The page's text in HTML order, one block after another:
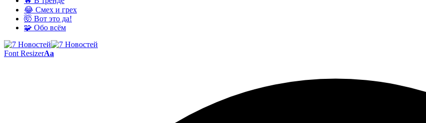
😂 Смех и грех
🤯 Вот это да!
🧩 Обо всём
Font ResizerAa